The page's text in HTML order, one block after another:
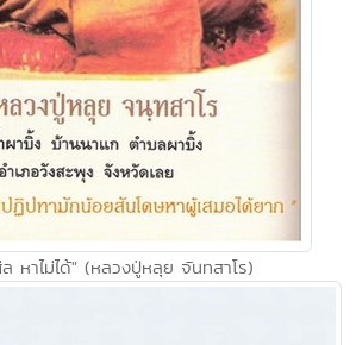
หาไม่ได้" (หลวงปู่หลุย จันทสาโร)